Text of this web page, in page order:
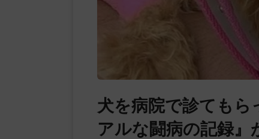
犬を病院で診ても
アルな闘病の記録』